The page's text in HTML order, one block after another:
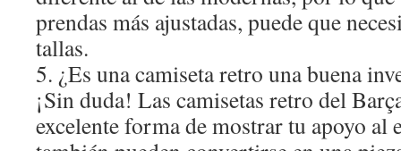
prendas más ajustadas, puede que
tallas.
5. ¿Es una camiseta retro una buena
¡Sin duda! Las camisetas retro del
excelente forma de mostrar tu apoyo al